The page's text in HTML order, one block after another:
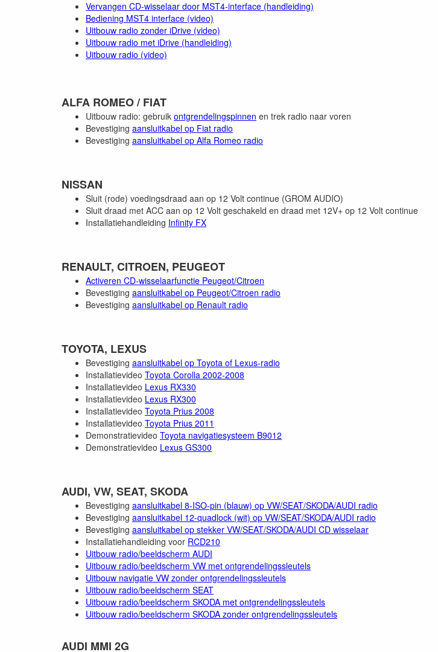
Vervangen CD-wisselaar door MST4-interface (handleiding)
Bediening MST4 interface (video)
Uitbouw radio zonder iDrive (video)
Uitbouw radio met iDrive (handleiding)
Uitbouw radio (video)
ALFA ROMEO / FIAT
Uitbouw radio: gebruik ontgrendelingspinnen en trek radio naar voren
Bevestiging aansluitkabel op Fiat radio
Bevestiging aansluitkabel op Alfa Romeo radio
NISSAN
Sluit (rode) voedingsdraad aan op 12 Volt continue (GROM AUDIO)
Sluit draad met ACC aan op 12 Volt geschakeld en draad met 12V+ op 12 Volt continue
Installatiehandleiding Infinity FX
RENAULT, CITROEN, PEUGEOT
Activeren CD-wisselaarfunctie Peugeot/Citroen
Bevestiging aansluitkabel op Peugeot/Citroen radio
Bevestiging aansluitkabel op Renault radio
TOYOTA, LEXUS
Bevestiging aansluitkabel op Toyota of Lexus-radio
Installatievideo Toyota Corolla 2002-2008
Installatievideo Lexus RX330
Installatievideo Lexus RX300
Installatievideo Toyota Prius 2008
Installatievideo Toyota Prius 2011
Demonstratievideo Toyota navigatiesysteem B9012
Demonstratievideo Lexus GS300
AUDI, VW, SEAT, SKODA
Bevestiging aansluitkabel 8-ISO-pin (blauw) op VW/SEAT/SKODA/AUDI radio
Bevestiging aansluitkabel 12-quadlock (wit) op VW/SEAT/SKODA/AUDI radio
Bevestiging aansluitkabel op stekker VW/SEAT/SKODA/AUDI CD wisselaar
Installatiehandleiding voor RCD210
Uitbouw radio/beeldscherm AUDI
Uitbouw radio/beeldscherm VW met ontgrendelingssleutels
Uitbouw navigatie VW zonder ontgrendelingssleutels
Uitbouw radio/beeldscherm SEAT
Uitbouw radio/beeldscherm SKODA met ontgrendelingssleutels
Uitbouw radio/beeldscherm SKODA zonder ontgrendelingssleutels
AUDI MMI 2G